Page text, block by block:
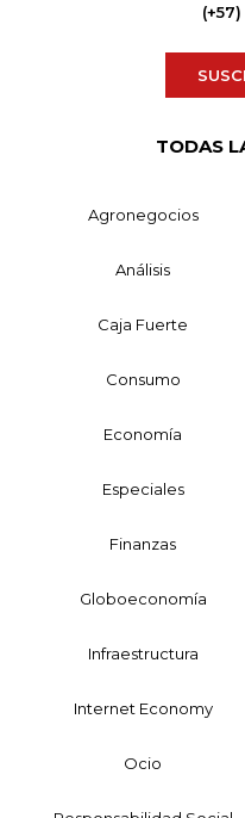
TODAS
Agronegocios
Análisis
Caja Fuerte
Consumo
Economía
Especiales
Finanzas
Globoeconomía
Infraestructura
Internet Economy
Ocio